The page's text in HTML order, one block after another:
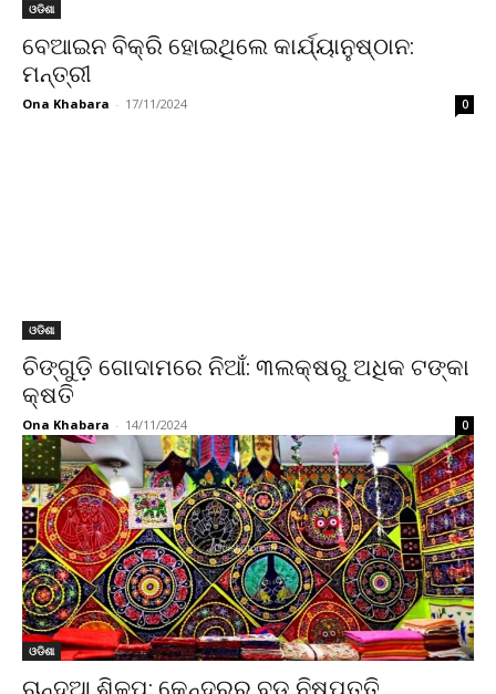
ଓଡିଶା
ବେଆଇନ ବିକ୍ରି ହୋଇଥିଲେ କାର୍ଯ୍ୟାନୁଷ୍ଠାନ:
ମନ୍ତ୍ରୀ
Ona Khabara - 17/11/2024 0
ଓଡିଶା
ଚିଙ୍ଗୁଡ଼ି ଗୋଦାମରେ ନିଆଁ: ୩ଲକ୍ଷରୁ ଅଧିକ ଟଙ୍କା
କ୍ଷତି
Ona Khabara - 14/11/2024 0
ଓଡିଶା